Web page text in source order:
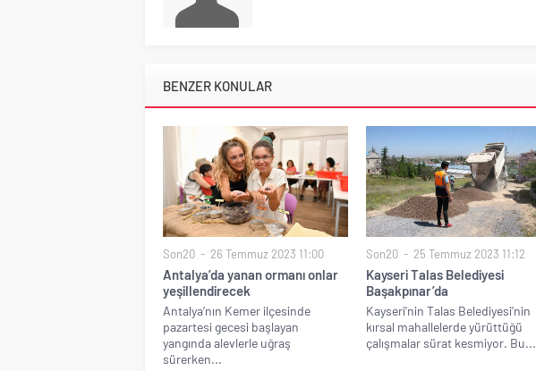
BENZER KONULAR
Son20 26 Temmuz 2023 11:00
Antalya’da yanan ormanı onlar
yeşillendirecek
Antalya’nın Kemer ilçesinde
pazartesi gecesi başlayan
yangında alevlerle uğraş
sürerken...
Son20 25 Temmuz 2023 11:12
Kayseri Talas Belediyesi
Başakpınar’da
Kayseri'nin Talas Belediyesi’nin
kırsal mahallelerde yürüttüğü
çalışmalar sürat kesmiyor. Bu...